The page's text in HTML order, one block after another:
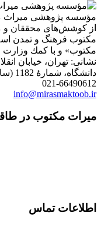
از كوشش‌های محققان و
مكتوب فرهنگ و تمدن
مكتوب» و با كمك
نشانی: تهران، خیابان
دانشگاه، شمارۀ 1182 (ساختمان فروردین)، طبقۀ دوم
021-66490612
info@mirasmaktoob.ir
میرات مکتوب در
اطلاعات تماس